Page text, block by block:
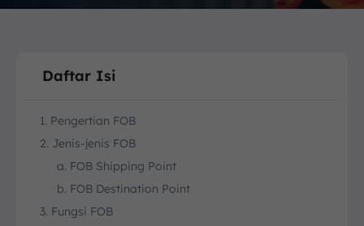
Daftar Isi
1. Pengertian FOB
2. Jenis-jenis FOB
a. FOB Shipping Point
b. FOB Destination Point
3. Fungsi FOB